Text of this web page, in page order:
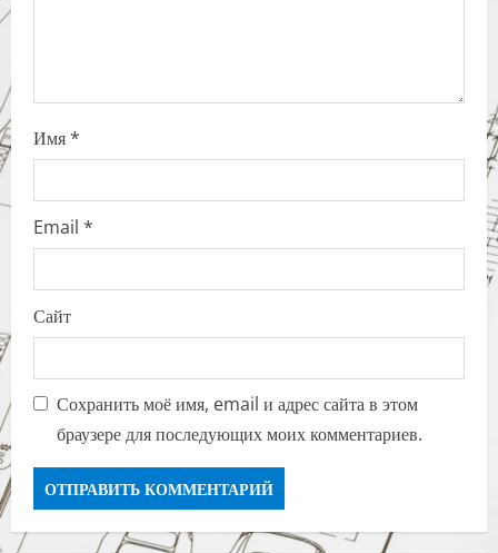
Имя*
Email *
Сайт
Сохранить моё имя, email и адрес сайта в этом
браузере для последующих моих комментариев.